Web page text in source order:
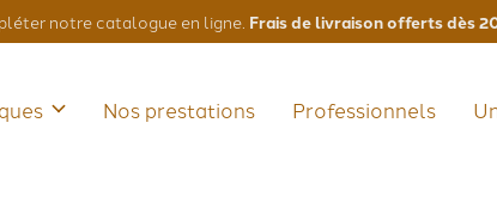
notre catalogue en ligne. Frais de livraison offerts dès
Nos prestations Professionnels